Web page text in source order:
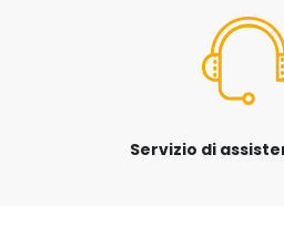
Servizio di